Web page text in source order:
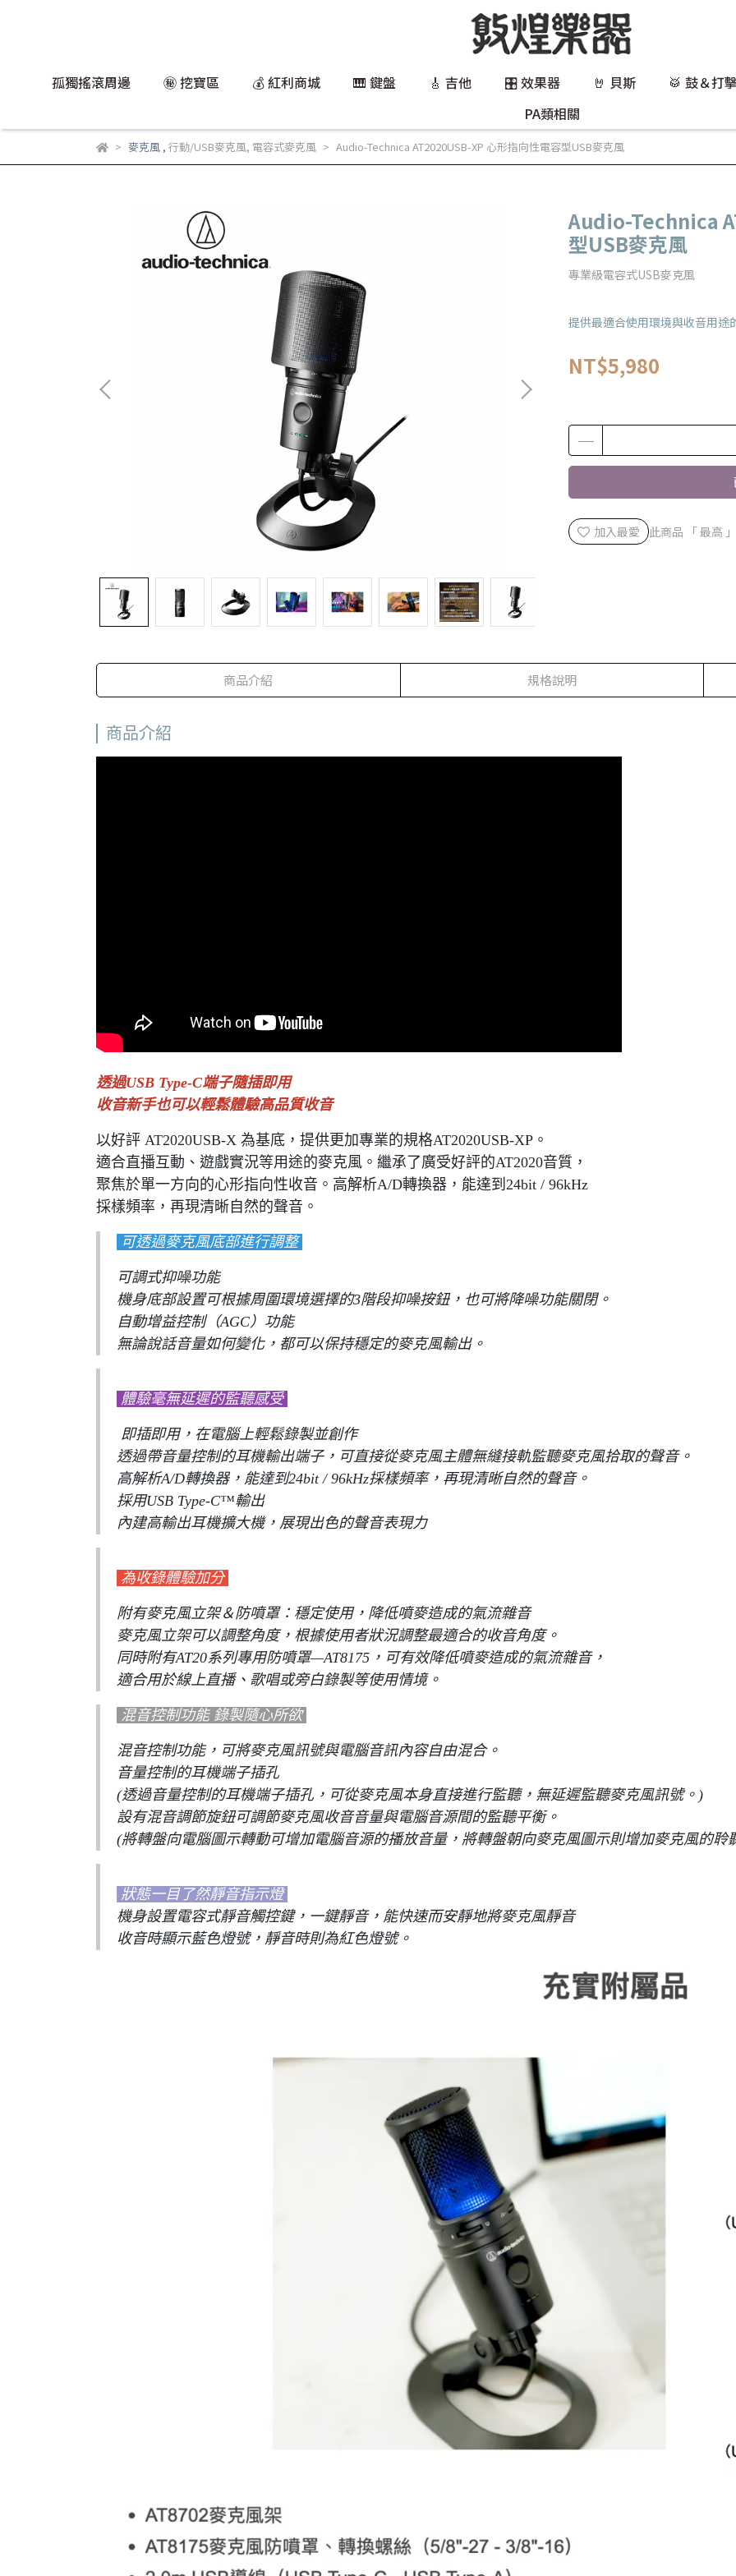
孤獨搖滾周邊 ㊙️ 挖寶區 💰 紅利商城 🎹 鍵盤 🎸 吉他 🎛️ 效果器 🤘 貝斯
🥁 鼓＆打
PA類相關
麥克風, 行動/USB麥克風, 電容式麥克風 Audio-Technica AT2020USB-XP 心形指向性電容型USB麥克風
Audio-Technica
型USB麥克風
專業級電容式USB麥克風
提供最適合使用環境與收音用途
NT$5,980
加入最愛 此商品 「 最高
商品介紹 規格說明
商品介紹
透過USB Type-C端子隨插即用
收音新手也可以輕鬆體驗高品質收音
以好評 AT2020USB-X 為基底，提供更加專業的規格AT2020USB-XP。
適合直播互動、遊戲實況等用途的麥克風。繼承了廣受好評的AT2020音質，
聚焦於單一方向的心形指向性收音。高解析A/D轉換器，能達到24bit / 96kHz
採樣頻率，再現清晰自然的聲音。
可透過麥克風底部進行調整
可調式抑噪功能
機身底部設置可根據周圍環境選擇的3階段抑噪按鈕，也可將降噪功能關閉。
自動增益控制（AGC）功能
無論說話音量如何變化，都可以保持穩定的麥克風輸出。
體驗毫無延遲的監聽感受
即插即用，在電腦上輕鬆錄製並創作
透過帶音量控制的耳機輸出端子，可直接從麥克風主體無縫接軌監聽麥克風拾取的聲音。
高解析A/D轉換器，能達到24bit / 96kHz採樣頻率，再現清晰自然的聲音。
採用USB Type-C™輸出
內建高輸出耳機擴大機，展現出色的聲音表現力
為收錄體驗加分
附有麥克風立架＆防噴罩：穩定使用，降低噴麥造成的氣流雜音
麥克風立架可以調整角度，根據使用者狀況調整最適合的收音角度。
同時附有AT20系列專用防噴罩—AT8175，可有效降低噴麥造成的氣流雜音，
適合用於線上直播、歌唱或旁白錄製等使用情境。
混音控制功能 錄製隨心所欲
混音控制功能，可將麥克風訊號與電腦音訊內容自由混合。
音量控制的耳機端子插孔
(透過音量控制的耳機端子插孔，可從麥克風本身直接進行監聽，無延遲監聽麥克風訊號。)
設有混音調節旋鈕可調節麥克風收音音量與電腦音源間的監聽平衡。
(將轉盤向電腦圖示轉動可增加電腦音源的播放音量，將轉盤朝向麥克風圖示則增加麥克風的聆
狀態一目了然靜音指示燈
機身設置電容式靜音觸控鍵，一鍵靜音，能快速而安靜地將麥克風靜音
收音時顯示藍色燈號，靜音時則為紅色燈號。